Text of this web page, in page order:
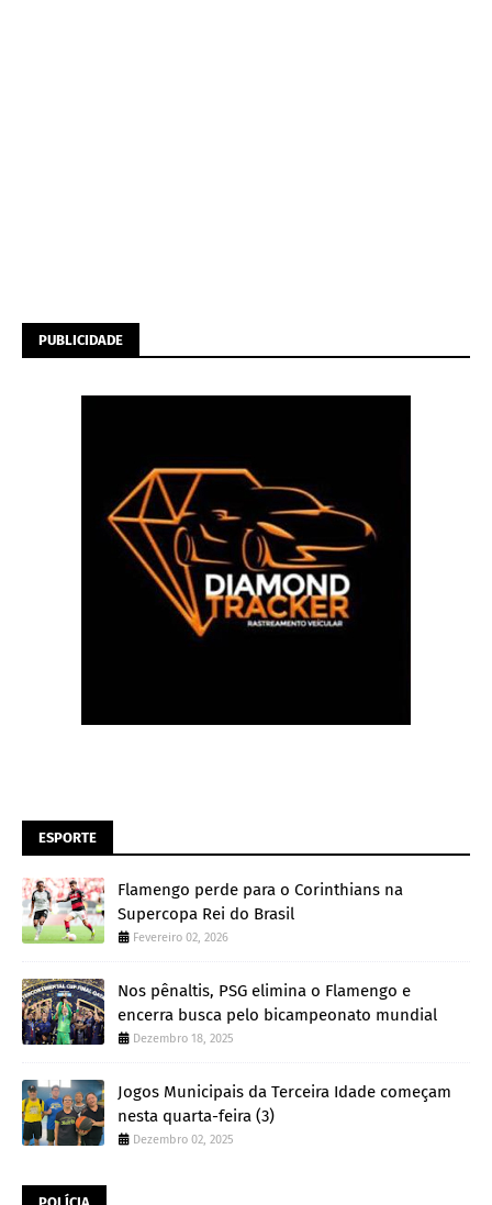
PUBLICIDADE
ESPORTE
Flamengo perde para o Corinthians na
Supercopa Rei do Brasil
Fevereiro 02, 2026
Nos pênaltis, PSG elimina o Flamengo e
encerra busca pelo bicampeonato mundial
Dezembro 18, 2025
Jogos Municipais da Terceira Idade começam
nesta quarta-feira (3)
Dezembro 02, 2025